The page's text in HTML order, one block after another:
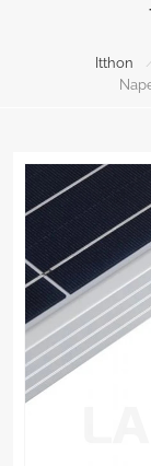
Itthon